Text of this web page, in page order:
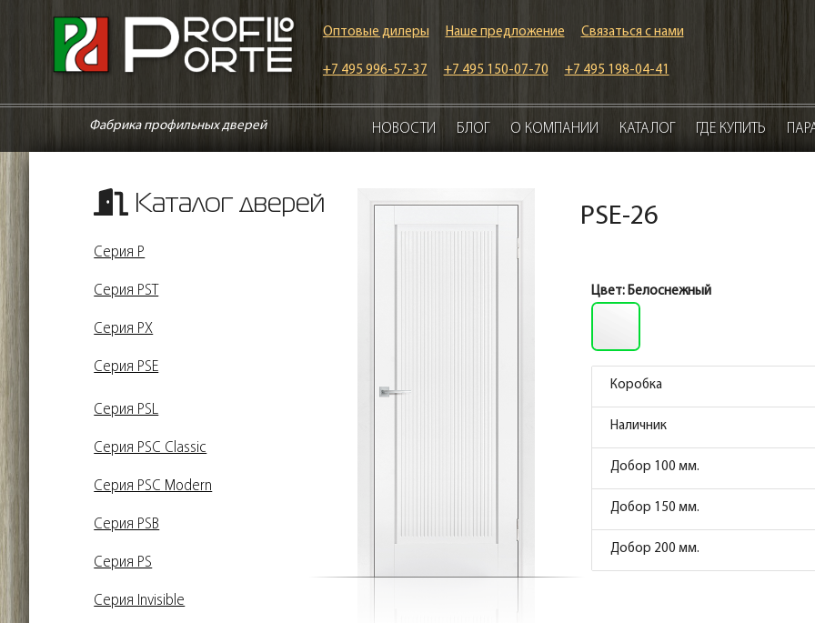
Оптовые дилеры Наше предложение Связаться с нами
+7 495 996-57-37 +7 495 150-07-70 +7 495 198-04-41
Фабрика профильных дверей НОВОСТИ БЛОГ О КОМПАНИИ КАТАЛОГ ГДЕ КУПИТЬ
Каталог дверей
Серия P
Серия PST
Серия PX
Серия PSE
Серия PSL
Серия PSC Classic
Серия PSC Modern
Серия PSB
Серия PS
Серия Invisible
PSE-26
Цвет: Белоснежный
Коробка
Коробка
Наличник
Коробка прямая МДФ ТЕХНО эмалит
Добор 100 мм.
Наличник
Добор 150 мм.
Наличник прямой ТЕХНО эмалит
Добор 200 мм.
Добор ТЕХНО эмалит белоснежный